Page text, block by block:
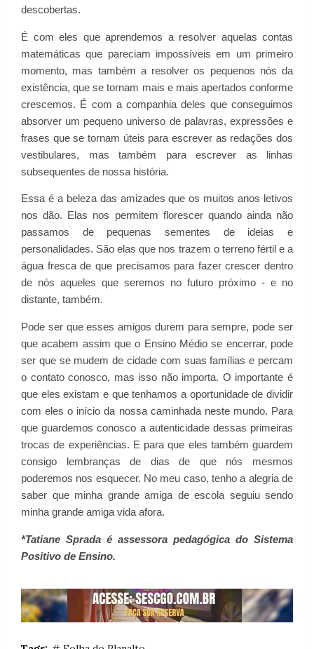
descobertas.
É com eles que aprendemos a resolver aquelas contas
matemáticas que pareciam impossíveis em um primeiro
momento, mas também a resolver os pequenos nós da
existência, que se tornam mais e mais apertados conforme
crescemos. É com a companhia deles que conseguimos
absorver um pequeno universo de palavras, expressões e
frases que se tornam úteis para escrever as redações dos
vestibulares, mas também para escrever as linhas
subsequentes de nossa história.
Essa é a beleza das amizades que os muitos anos letivos
nos dão. Elas nos permitem florescer quando ainda não
passamos de pequenas sementes de ideias e
personalidades. São elas que nos trazem o terreno fértil e a
água fresca de que precisamos para fazer crescer dentro
de nós aqueles que seremos no futuro próximo - e no
distante, também.
Pode ser que esses amigos durem para sempre, pode ser
que acabem assim que o Ensino Médio se encerrar, pode
ser que se mudem de cidade com suas famílias e percam
o contato conosco, mas isso não importa. O importante é
que eles existam e que tenhamos a oportunidade de dividir
com eles o início da nossa caminhada neste mundo. Para
que guardemos conosco a autenticidade dessas primeiras
trocas de experiências. E para que eles também guardem
consigo lembranças de dias de que nós mesmos
poderemos nos esquecer. No meu caso, tenho a alegria de
saber que minha grande amiga de escola seguiu sendo
minha grande amiga vida afora.
*Tatiane Sprada é assessora pedagógica do Sistema
Positivo de Ensino.